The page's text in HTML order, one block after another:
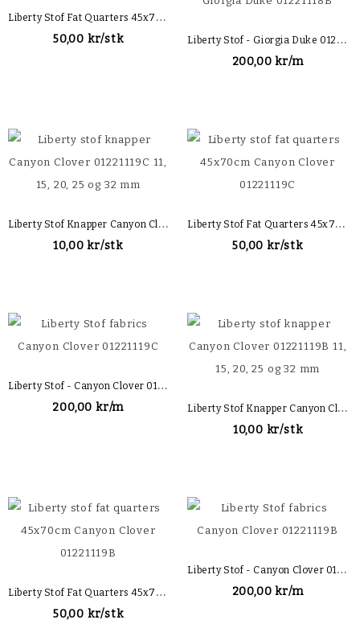
L
Iberty Stof Fat Quarters 45x70cm Giorgia Duke 01221118B
50,00 kr/stk L
Iberty Stof - Giorgia Duke 01221118B
200,00 kr/m
L
Iberty Stof Knapper Canyon Clover 01221119C
10,00 kr/stk
L
Iberty Stof Fat Quarters 45x70cm Canyon Clover 01221119C
50,00 kr/stk
L
Iberty Stof - Canyon Clover 01221119C
200,00 kr/m L
Iberty Stof Knapper Canyon Clover 01221119B
10,00 kr/stk
L
Iberty Stof Fat Quarters 45x70cm Canyon Clover 01221119B
50,00 kr/stk
L
Iberty Stof - Canyon Clover 01221119B
200,00 kr/m